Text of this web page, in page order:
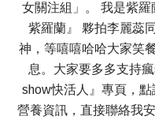
女關注組」。 我是紫
紫羅蘭』 夥拍李麗蕊
神，等嘻嘻哈哈大家笑
息。大家要多多支持
show快活人』專頁，
營養資訊，直接聯絡我